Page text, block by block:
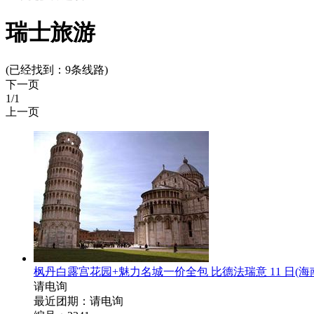
瑞士旅游
(已经找到： 9条线路)
下一页
1/1
上一页
枫丹白露宫花园+魅力名城一价全包 比德法瑞意 11 日 (海
请电询
最近团期：请电询